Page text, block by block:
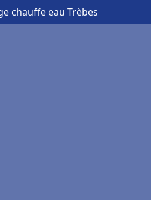
chauffe eau Trèbes